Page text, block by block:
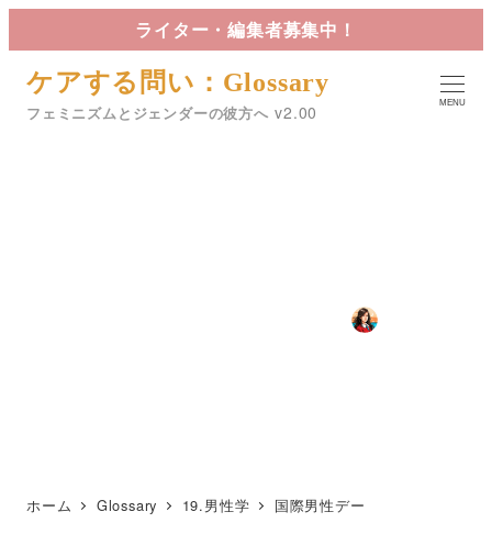
イ
ライター・編集者募集中！
ケアする問い：Glossary
フェミニズムとジェンダーの彼方へ
MENU
著
ホーム Glossary 19.男性学 国際男性デー